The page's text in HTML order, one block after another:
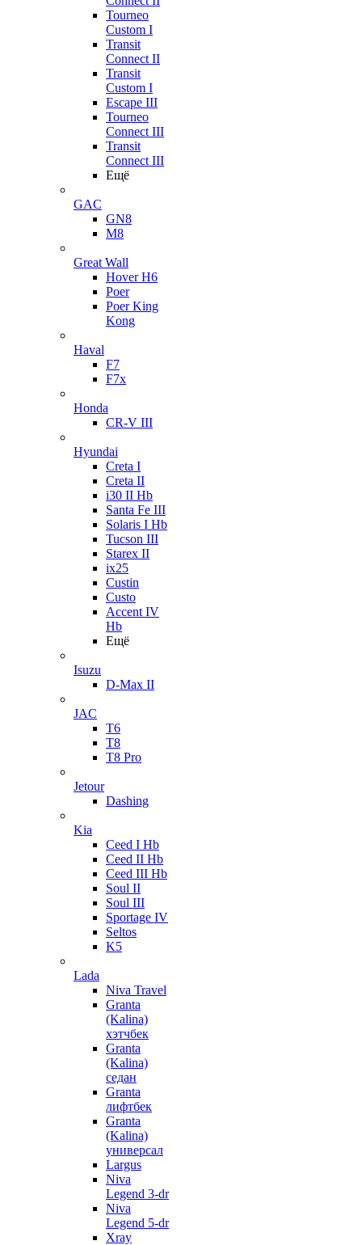
Tourneo
Custom I
Transit
Connect II
Transit
Custom I
Escape III
Tourneo
Connect III
Transit
Connect III
Ещё
GAC
GN8
M8
Great Wall
Hover H6
Poer
Poer King
Kong
Haval
F7
F7x
Honda
CR-V III
Hyundai
Creta I
Creta II
i30 II Hb
Santa Fe III
Solaris I Hb
Tucson III
Starex II
ix25
Custin
Custo
Accent IV
Hb
Ещё
Isuzu
D-Max II
JAC
T6
T8
T8 Pro
Jetour
Dashing
Kia
Ceed I Hb
Ceed II Hb
Ceed III Hb
Soul II
Soul III
Sportage IV
Seltos
K5
Lada
Niva Travel
Granta
(Kalina)
хэтчбек
Granta
(Kalina)
седан
Granta
лифтбек
Granta
(Kalina)
универсал
Largus
Niva
Legend 3-dr
Niva
Legend 5-dr
Xray